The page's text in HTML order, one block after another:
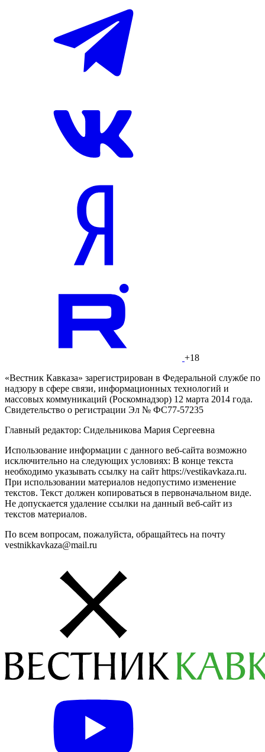
+18
«Вестник Кавказа» зарегистрирован в Федеральной службе по
надзору в сфере связи, информационных технологий и
массовых коммуникаций (Роскомнадзор) 12 марта 2014 года.
Свидетельство о регистрации Эл № ФС77-57235
Главный редактор: Сидельникова Мария Сергеевна
Использование информации с данного веб-сайта возможно
исключительно на следующих условиях: В конце текста
необходимо указывать ссылку на сайт https://vestikavkaza.ru.
При использовании материалов недопустимо изменение
текстов. Текст должен копироваться в первоначальном виде.
Не допускается удаление ссылки на данный веб-сайт из
текстов материалов.
По всем вопросам, пожалуйста, обращайтесь на почту
vestnikkavkaza@mail.ru